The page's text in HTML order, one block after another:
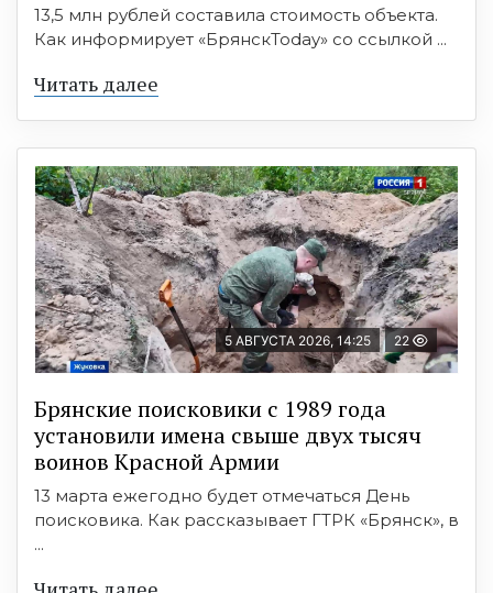
13,5 млн рублей составила стоимость объекта.
Как информирует «БрянскToday» со ссылкой ...
Читать далее
5 АВГУСТА 2026, 14:25 22
Брянские поисковики с 1989 года
установили имена свыше двух тысяч
воинов Красной Армии
13 марта ежегодно будет отмечаться День
поисковика. Как рассказывает ГТРК «Брянск», в
...